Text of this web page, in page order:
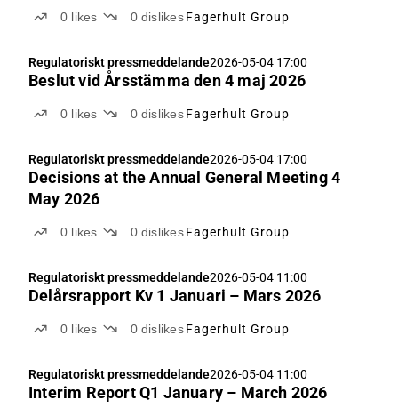
0 likes 0 dislikes Fagerhult Group
Regulatoriskt pressmeddelande2026-05-04 17:00
Beslut vid Årsstämma den 4 maj 2026
0 likes 0 dislikes Fagerhult Group
Regulatoriskt pressmeddelande2026-05-04 17:00
Decisions at the Annual General Meeting 4
May 2026
0 likes 0 dislikes Fagerhult Group
Regulatoriskt pressmeddelande2026-05-04 11:00
Delårsrapport Kv 1 Januari – Mars 2026
0 likes 0 dislikes Fagerhult Group
Regulatoriskt pressmeddelande2026-05-04 11:00
Interim Report Q1 January – March 2026